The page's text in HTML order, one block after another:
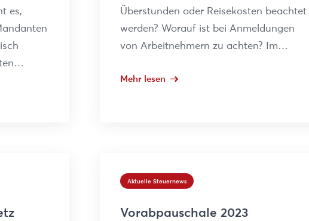
es,
Überstunden oder Reisekosten beachtet
werden? Worauf ist bei Anmeldungen
von Arbeitnehmern zu achten? Im…
Mehr lesen
Aktuelle Steuernews
Vorabpauschale 2023